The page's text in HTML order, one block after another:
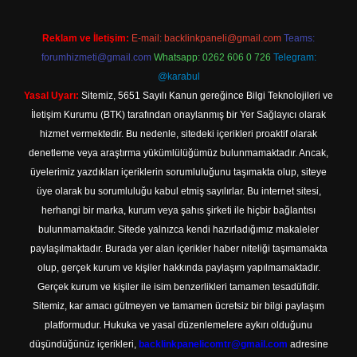
Reklam ve İletişim: E-mail: backlinkpaneli@gmail.com Teams:
forumhizmeti@gmail.com Whatsapp: 0262 606 0 726 Telegram:
@karabul
Yasal Uyarı: Sitemiz, 5651 Sayılı Kanun gereğince Bilgi Teknolojileri ve
İletişim Kurumu (BTK) tarafından onaylanmış bir Yer Sağlayıcı olarak
hizmet vermektedir. Bu nedenle, sitedeki içerikleri proaktif olarak
denetleme veya araştırma yükümlülüğümüz bulunmamaktadır. Ancak,
üyelerimiz yazdıkları içeriklerin sorumluluğunu taşımakta olup, siteye
üye olarak bu sorumluluğu kabul etmiş sayılırlar. Bu internet sitesi,
herhangi bir marka, kurum veya şahıs şirketi ile hiçbir bağlantısı
bulunmamaktadır. Sitede yalnızca kendi hazırladığımız makaleler
paylaşılmaktadır. Burada yer alan içerikler haber niteliği taşımamakta
olup, gerçek kurum ve kişiler hakkında paylaşım yapılmamaktadır.
Gerçek kurum ve kişiler ile isim benzerlikleri tamamen tesadüfidir.
Sitemiz, kar amacı gütmeyen ve tamamen ücretsiz bir bilgi paylaşım
platformudur. Hukuka ve yasal düzenlemelere aykırı olduğunu
düşündüğünüz içerikleri, backlinkpanelicomtr@gmail.com adresine